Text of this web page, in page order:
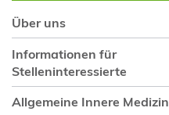
Über uns
Informationen für
Stelleninteressierte
Allgemeine Innere Medizin